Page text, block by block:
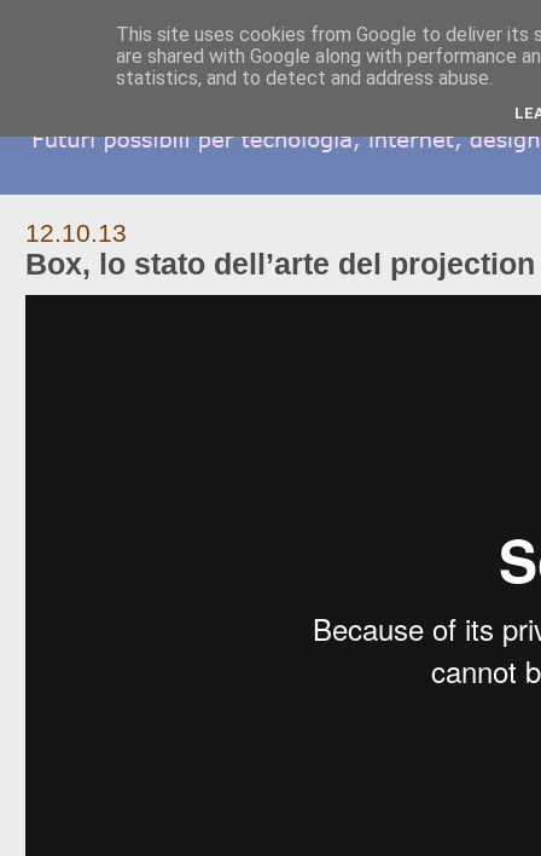
12.10.13
Box, lo stato dell’arte del
This site uses cookies from Google to deliver its
are shared with Google along with performance
statistics, and to detect and address abuse.